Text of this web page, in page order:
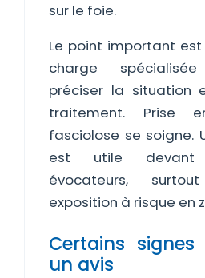
sur le foie.
Le point important est
charge
préciser la situation
traitement. Prise
fasciolose se soigne.
est utile devant
évocateurs,
exposition à risque en
Certains signes
un avis